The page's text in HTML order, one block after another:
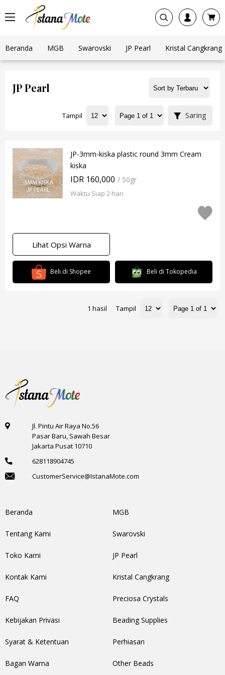
Beranda MGB Swarovski JP Pearl Kristal Cangkrang
JP Pearl
Tampil Saring
JP-3mm-kiska plastic round 3mm Cream
kiska
IDR 160,000 / 50gr
Waktu Siap 2 hari
Lihat Opsi Warna
Beli di Shopee Beli di Tokopedia
1 hasil Tampil
Jl. Pintu Air Raya No.56
Pasar Baru, Sawah Besar
Jakarta Pusat 10710
628118904745
CustomerService@IstanaMote.com
Beranda
Tentang Kami
Toko Kami
Kontak Kami
FAQ
Kebijakan Privasi
Syarat & Ketentuan
Bagan Warna
MGB
Swarovski
JP Pearl
Kristal Cangkrang
Preciosa Crystals
Beading Supplies
Perhiasan
Other Beads